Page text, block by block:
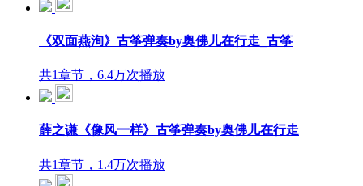
《双面燕洵》古筝弹奏by奥佛儿在行走_古筝
共1章节，6.4万次播放
薛之谦《像风一样》古筝弹奏by奥佛儿在行走
共1章节，1.4万次播放